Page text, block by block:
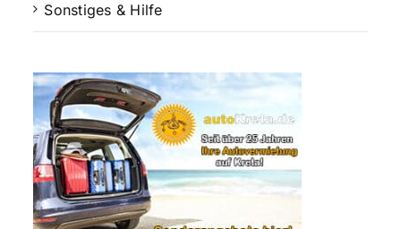
Sonstiges & Hilfe